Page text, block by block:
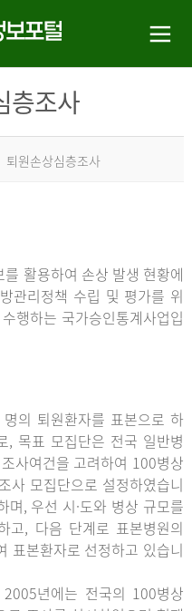
층조사
퇴원손상심층조사
활용하여 손상 발생 현황에
관리정책 수립 및 평가를 위
행하는 국가승인통계사업입
의 퇴원환자를 표본으로 하
, 목표 모집단은 전국 일반병
사여건을 고려하여 100병상
사 모집단으로 설정하였습니
, 우선 시·도와 병상 규모를
고, 다음 단계로 표본병원의
표본환자로 선정하고 있습니
년에는 전국의 100병상